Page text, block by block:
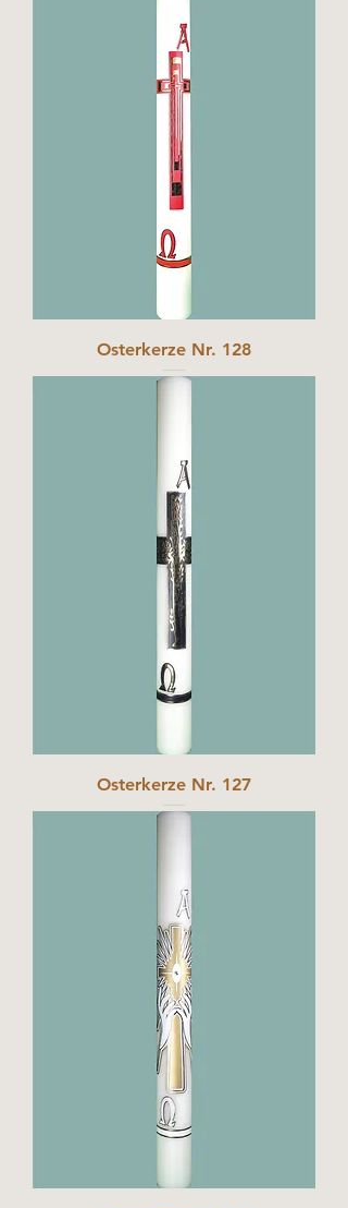
Osterkerze Nr. 128
Osterkerze Nr. 127